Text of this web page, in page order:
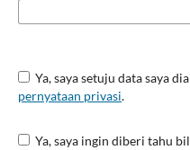
Ya, saya setuju data saya
pernyataan privasi.
Ya, saya ingin diberi tahu bila ada terbitan dan pengumuman